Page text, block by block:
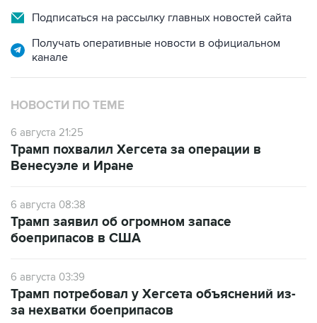
Подписаться на рассылку главных новостей сайта
Получать оперативные новости в официальном
канале
НОВОСТИ ПО ТЕМЕ
6 августа 21:25
Трамп похвалил Хегсета за операции в
Венесуэле и Иране
6 августа 08:38
Трамп заявил об огромном запасе
боеприпасов в США
6 августа 03:39
Трамп потребовал у Хегсета объяснений из-
за нехватки боеприпасов